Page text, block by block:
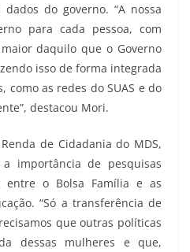
do governo. “A nossa
para cada pessoa, com
daquilo que o Governo
isso de forma integrada
como as redes do SUAS e do
destacou Mori.
de Cidadania do MDS,
importância de pesquisas
entre o Bolsa Família e as
“Só a transferência de
que outras políticas
dessas mulheres e que,